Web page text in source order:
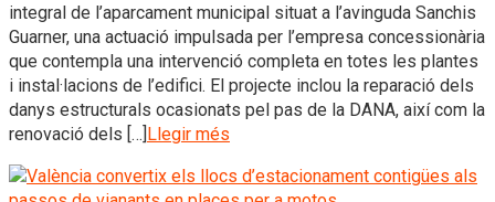
integral de l’aparcament municipal situat a l’avinguda Sanchis
Guarner, una actuació impulsada per l’empresa concessionària
que contempla una intervenció completa en totes les plantes
i instal·lacions de l’edifici. El projecte inclou la reparació dels
danys estructurals ocasionats pel pas de la DANA, així com la
renovació dels […]Llegir més